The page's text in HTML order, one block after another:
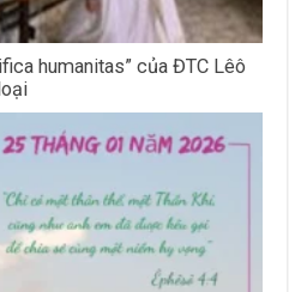
humanitas” của ĐTC Lêô